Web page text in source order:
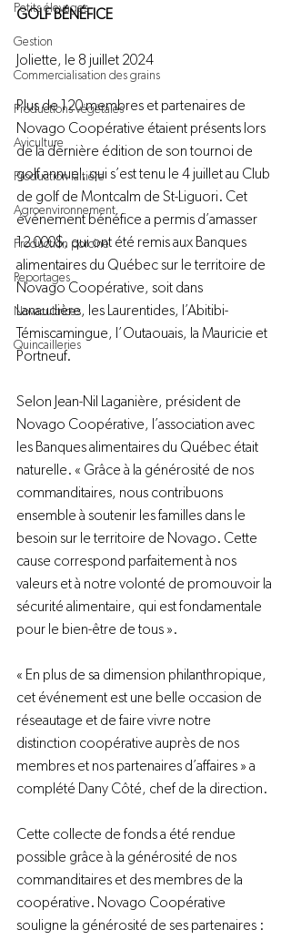
Petits élevages
Gestion
Commercialisation des grains
Productions végétales
Aviculture
Production laitière
Agroenvironnement
Production porcine
Reportages
Novacultrices
Quincailleries
GOLF BÉNÉFICE
Joliette, le 8 juillet 2024
Plus de 120 membres et partenaires de
Novago Coopérative étaient présents lors
de la dernière édition de son tournoi de
golf annuel, qui s’est tenu le 4 juillet au Club
de golf de Montcalm de St-Liguori. Cet
événement bénéfice a permis d’amasser
12 000$, qui ont été remis aux Banques
alimentaires du Québec sur le territoire de
Novago Coopérative, soit dans
Lanaudière, les Laurentides, l’Abitibi-
Témiscamingue, l’Outaouais, la Mauricie et
Portneuf.
Selon Jean-Nil Laganière, président de
Novago Coopérative, l’association avec
les Banques alimentaires du Québec était
naturelle. « Grâce à la générosité de nos
commanditaires, nous contribuons
ensemble à soutenir les familles dans le
besoin sur le territoire de Novago. Cette
cause correspond parfaitement à nos
valeurs et à notre volonté de promouvoir la
sécurité alimentaire, qui est fondamentale
pour le bien-être de tous ».
« En plus de sa dimension philanthropique,
cet événement est une belle occasion de
réseautage et de faire vivre notre
distinction coopérative auprès de nos
membres et nos partenaires d’affaires » a
complété Dany Côté, chef de la direction.
Cette collecte de fonds a été rendue
possible grâce à la générosité de nos
commanditaires et des membres de la
coopérative. Novago Coopérative
souligne la générosité de ses partenaires :